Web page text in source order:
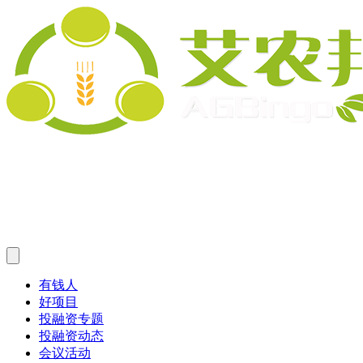
有钱人
好项目
投融资专题
投融资动态
会议活动